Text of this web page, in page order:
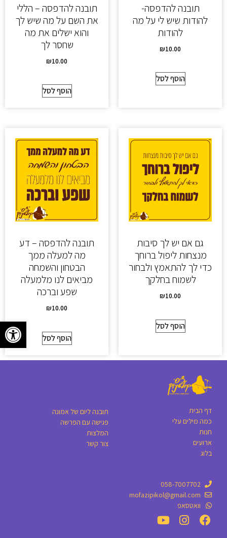
פתח
תובנה להדפסה-
להודות שיש לי על מה
להודות
₪10.00
הוסף לסל
תובנה להדפסה – הללי
את השם על מה שיש לך
והוא ישלים את מה
שחסר לך
₪10.00
הוסף לסל
גם אם יש לך סיבות
מנצחות ליפול ברוחך
כדי לך להתאמץ ולבחור
לשמוח בחלקך
₪10.00
הוסף לסל
תובנה להדפסה – דע
מה למעלה ממך
הבטחון והשמחה
מביאים לנו מלמעלה
שפע וברכה
₪10.00
הוסף לסל
דף הבית
כמה מילים עלי
חנות
ארועים
בלוג
תובנה ליום של אמונה
פגישה עם הפרשה
המלצות
צור קשר
058-7007702
mofazipikol@gmail.com
וואטסאפ